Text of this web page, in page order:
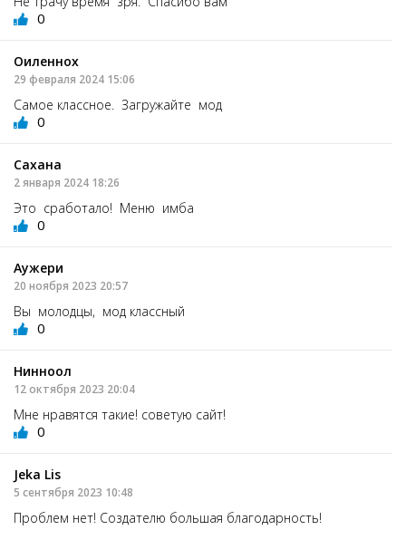
0
Оиленнох
29 февраля 2024 15:06
Самое классное. Загружайте мод
0
Сахана
2 января 2024 18:26
Это сработало! Меню имба
0
Аужери
20 ноября 2023 20:57
Вы молодцы, мод классный
0
Нинноол
12 октября 2023 20:04
Мне нравятся такие! советую сайт!
0
Jeka Lis
5 сентября 2023 10:48
Проблем нет! Создателю большая благодарность!